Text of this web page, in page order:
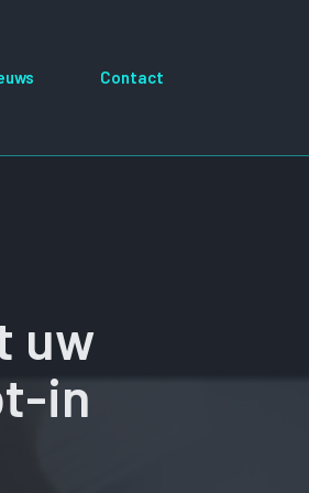
Contact
uw
in